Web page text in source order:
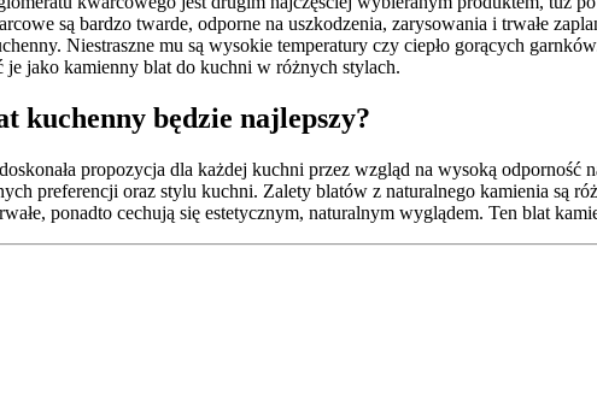
są bardzo twarde, odporne na uszkodzenia, zarysowania i trwałe
Niestraszne mu są wysokie temperatury czy ciepło gorących
je jako kamienny blat do kuchni w różnych stylach.
kuchenny będzie najlepszy?
propozycja dla każdej kuchni przez wzgląd na wysoką
preferencji oraz stylu kuchni. Zalety blatów z naturalnego kamienia są
ponadto cechują się estetycznym, naturalnym wyglądem. Ten blat